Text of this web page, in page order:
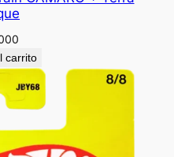
carrito